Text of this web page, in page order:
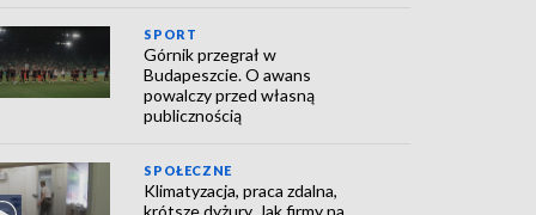
SPORT
Górnik przegrał w
Budapeszcie. O awans
powalczy przed własną
publicznością
SPOŁECZNE
Klimatyzacja, praca zdalna,
krótsze dyżury. Jak firmy na